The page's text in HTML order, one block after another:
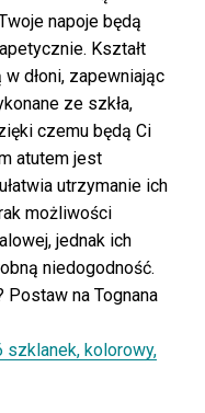
napoje będą
Kształt
dłoni, zapewniając
ze szkła,
czemu będą Ci
atutem jest
utrzymanie ich
możliwości
jednak ich
niedogodność.
na Tognana
szklanek, kolorowy,